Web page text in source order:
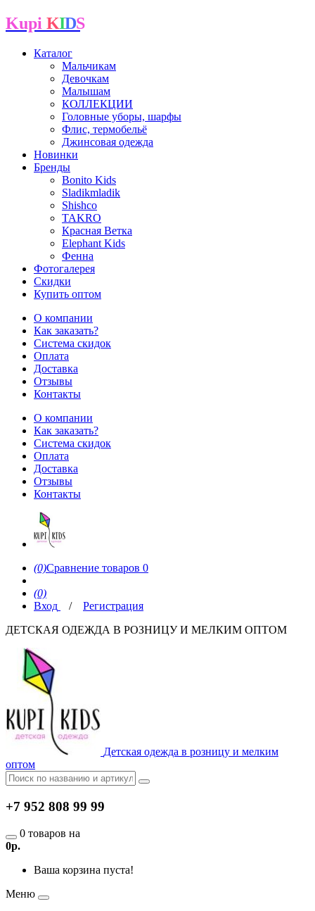
Kupi K I D S
Каталог
Мальчикам
Девочкам
Малышам
КОЛЛЕКЦИИ
Головные уборы, шарфы
Флис, термобельё
Джинсовая одежда
Новинки
Бренды
Bonito Kids
Sladikmladik
Shishco
TAKRO
Красная Ветка
Elephant Kids
Фенна
Фотогалерея
Скидки
Купить оптом
О компании
Как заказать?
Система скидок
Оплата
Доставка
Отзывы
Контакты
О компании
Как заказать?
Система скидок
Оплата
Доставка
Отзывы
Контакты
(0)Сравнение товаров 0
(0)
Вход
/
Регистрация
ДЕТСКАЯ ОДЕЖДА В РОЗНИЦУ И МЕЛКИМ ОПТОМ
Детская одежда в розницу и мелким
оптом
+7 952 808 99 99
0 товаров на
0р.
Ваша корзина пуста!
Меню